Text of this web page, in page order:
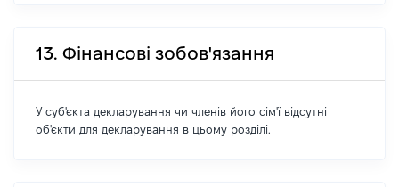
13. Фінансові зобов'язання
У суб'єкта декларування чи членів його сім'ї відсутні
об'єкти для декларування в цьому розділі.